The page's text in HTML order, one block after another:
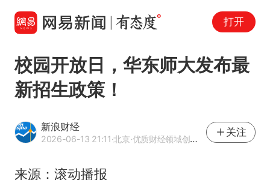
打开
校园开放日，华东师大发布最
新招生政策！
新浪财经
2026-06-13 21:11·北京·优质财经领域创作者
关注
来源：滚动播报